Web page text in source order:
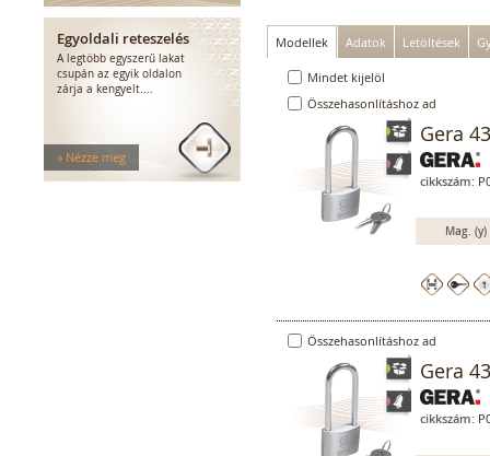
Egyoldali reteszelés
A legtöbb egyszerű lakat
csupán az egyik oldalon
zárja a kengyelt....
» Nézze meg
Modellek Adatok Letöltések
Mindet kijelöl
Összehasonlításhoz ad
Gera
cikkszám:
Mag. (y)
Összehasonlításhoz ad
Gera
cikkszám: